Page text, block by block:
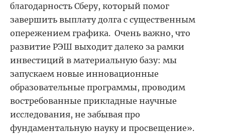
благодарность Сберу, который помог
завершить выплату долга с существенным
опережением графика. Очень важно, что
развитие РЭШ выходит далеко за рамки
инвестиций в материальную базу: мы
запускаем новые инновационные
образовательные программы, проводим
востребованные прикладные научные
исследования, не забывая про
фундаментальную науку и просвещение».